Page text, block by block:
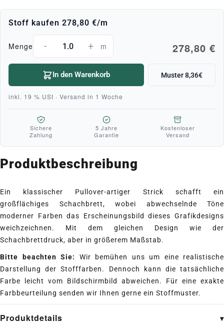
Stoff kaufen 278,80 €/m
Menge - + m 278,80 €
In den Warenkorb Muster 8,36€
inkl. 19 % USt · Versand in 1 Woche
Sichere
Zahlung
5 Jahre
Garantie
Kostenloser
Versand
Produktbeschreibung
Ein klassischer Pullover-artiger Strick schafft ein
großflächiges Schachbrett, wobei abwechselnde Töne
moderner Farben das Erscheinungsbild dieses Grafikdesigns
weichzeichnen. Mit dem gleichen Design wie der
Schachbrettdruck, aber in größerem Maßstab.
Bitte beachten Sie:
Wir bemühen uns um eine realistische
Darstellung der Stofffarben. Dennoch kann die tatsächliche
Farbe leicht vom Bildschirmbild abweichen. Für eine exakte
Farbbeurteilung senden wir Ihnen gerne ein Stoffmuster.
Produktdetails